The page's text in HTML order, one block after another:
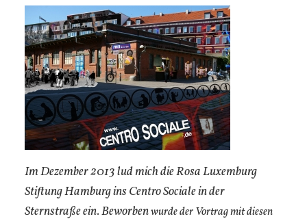
Im Dezember 2013 lud mich die Rosa Luxemburg
Stiftung Hamburg ins Centro Sociale in der
Sternstraße ein. Beworbenwurde der Vortrag mit diesen